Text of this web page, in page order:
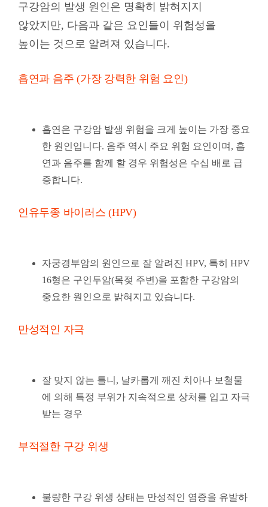
구강암의 발생 원인은 명확히 밝혀지지
않았지만, 다음과 같은 요인들이 위험성을
높이는 것으로 알려져 있습니다.
흡연과 음주 (가장 강력한 위험 요인)
흡연은 구강암 발생 위험을 크게 높이는 가장 중요
한 원인입니다. 음주 역시 주요 위험 요인이며, 흡
연과 음주를 함께 할 경우 위험성은 수십 배로 급
증합니다.
인유두종 바이러스 (HPV)
자궁경부암의 원인으로 잘 알려진 HPV, 특히 HPV
16형은 구인두암(목젖 주변)을 포함한 구강암의
중요한 원인으로 밝혀지고 있습니다.
만성적인 자극
잘 맞지 않는 틀니, 날카롭게 깨진 치아나 보철물
에 의해 특정 부위가 지속적으로 상처를 입고 자극
받는 경우
부적절한 구강 위생
불량한 구강 위생 상태는 만성적인 염증을 유발하